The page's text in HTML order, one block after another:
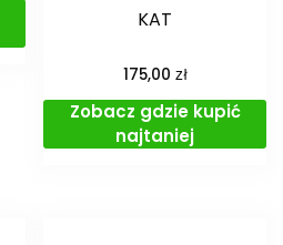
KAT
175,00 zł
Zobacz gdzie kupić
najtaniej